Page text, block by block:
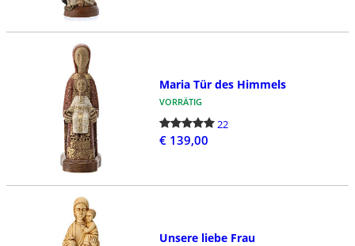
Maria Tür des Himmels
VORRÄTIG
22
€ 139,00
Unsere liebe Frau